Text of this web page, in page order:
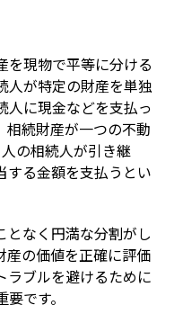
を現物で平等に分ける
人が特定の財産を単独
人に現金などを支払っ
相続財産が一つの不動
の相続人が引き継
する金額を支払うとい
となく円満な分割がし
産の価値を正確に評価
ラブルを避けるために
です。